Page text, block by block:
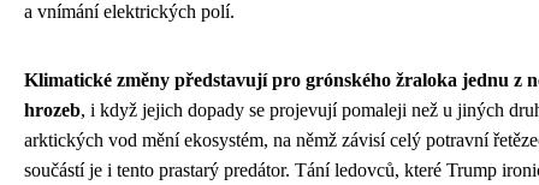
a vnímání elektrických polí.
Klimatické změny představují pro grónského žraloka jednu z
hrozeb, i když jejich dopady se projevují pomaleji než u jiných
arktických vod mění ekosystém, na němž závisí celý potravní
součástí je i tento prastarý predátor. Tání ledovců, které Trump